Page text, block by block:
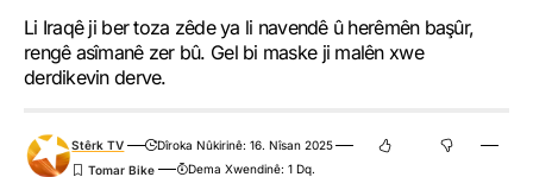
Li Iraqê ji ber toza zêde ya li navendê û herêmên başûr,
rengê asîmanê zer bû. Gel bi maske ji malên xwe
derdikevin derve.
Stêrk TV
Dîroka Nûkirinê: 16. Nîsan 2025
Dema Xwendinê: 1 Dq.